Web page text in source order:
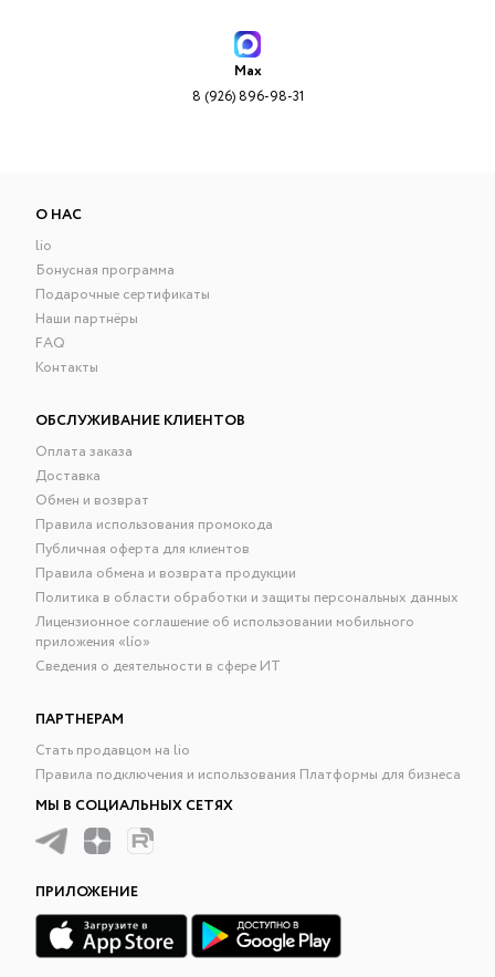
Max
8 (926) 896-98-31
О НАС
lio
Бонусная программа
Подарочные сертификаты
Наши партнёры
FAQ
Контакты
ОБСЛУЖИВАНИЕ КЛИЕНТОВ
Оплата заказа
Доставка
Обмен и возврат
Правила использования промокода
Публичная оферта для клиентов
Правила обмена и возврата продукции
Политика в области обработки и защиты персональных данных
Лицензионное соглашение об использовании мобильного
приложения «lío»
Сведения о деятельности в сфере ИТ
ПАРТНЕРАМ
Стать продавцом на lio
Правила подключения и использования Платформы для бизнеса
МЫ В СОЦИАЛЬНЫХ СЕТЯХ
ПРИЛОЖЕНИЕ